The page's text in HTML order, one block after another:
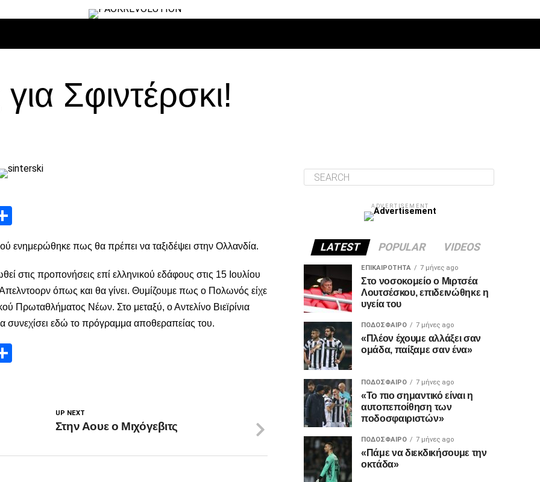
Σφιντέρσκι!
ενημερώθηκε πως θα πρέπει να ταξιδέψει στην Ολλανδία.
στις προπονήσεις επί ελληνικού εδάφους στις 15 Ιουλίου
όπως και θα γίνει. Θυμίζουμε πως ο Πολωνός είχε
Πρωταθλήματος Νέων. Στο μεταξύ, ο Αντελίνο Βιεϊρίνια
συνεχίσει εδώ το πρόγραμμα αποθεραπείας του.
UP NEXT
Στην Αουε ο Μιχόγεβιτς
ADVERTISEMENT
LATEST POPULAR VIDEOS
ΕΠΙΚΑΙΡΌΤΗΤΑ 7 μήνες ago
Στο νοσοκομείο ο Μιρτσέα
Λουτσέσκου, επιδεινώθηκε η
υγεία του
ΠΟΔΌΣΦΑΙΡΟ 7 μήνες ago
«Πλέον έχουμε αλλάξει σαν
ομάδα, παίξαμε σαν ένα»
ΠΟΔΌΣΦΑΙΡΟ 7 μήνες ago
«Το πιο σημαντικό είναι η
αυτοπεποίθηση των
ποδοσφαιριστών»
ΠΟΔΌΣΦΑΙΡΟ 7 μήνες ago
«Πάμε να διεκδικήσουμε την
οκτάδα»